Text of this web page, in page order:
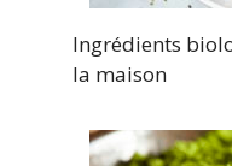
Ingrédients
la maison